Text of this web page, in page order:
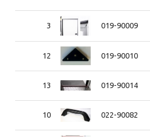
3 019-90009
12 019-90010
13 019-90014
10 022-90082